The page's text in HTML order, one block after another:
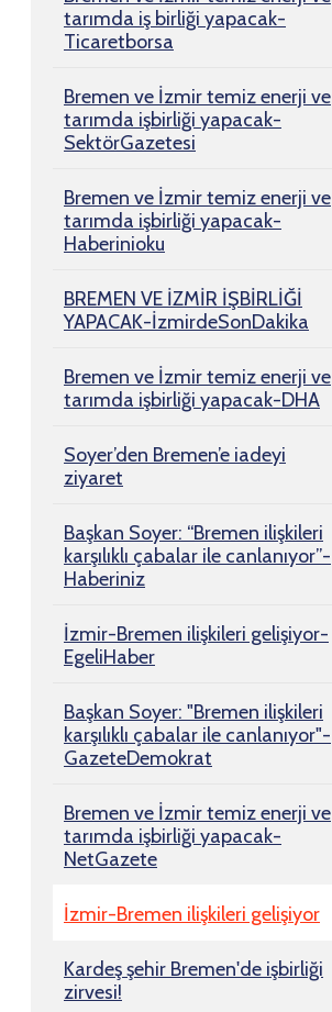
tarımda iş birliği yapacak-
Ticaretborsa
Bremen ve İzmir temiz enerji ve
tarımda işbirliği yapacak-
SektörGazetesi
Bremen ve İzmir temiz enerji ve
tarımda işbirliği yapacak-
Haberinioku
BREMEN VE İZMİR İŞBİRLİĞİ
YAPACAK-İzmirdeSonDakika
Bremen ve İzmir temiz enerji ve
tarımda işbirliği yapacak-DHA
Soyer’den Bremen’e iadeyi
ziyaret
Başkan Soyer: “Bremen ilişkileri
karşılıklı çabalar ile canlanıyor”-
Haberiniz
İzmir-Bremen ilişkileri gelişiyor-
EgeliHaber
Başkan Soyer: "Bremen ilişkileri
karşılıklı çabalar ile canlanıyor"-
GazeteDemokrat
Bremen ve İzmir temiz enerji ve
tarımda işbirliği yapacak-
NetGazete
İzmir-Bremen ilişkileri gelişiyor
Kardeş şehir Bremen'de işbirliği
zirvesi!